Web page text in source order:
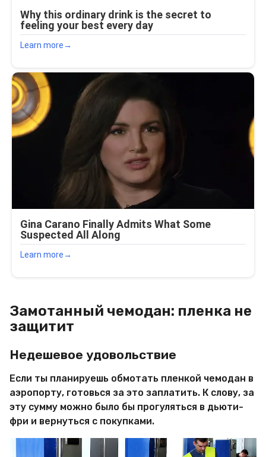
Замотанный чемодан: пленка не
защитит
Недешевое удовольствие
Если ты планируешь обмотать пленкой чемодан в
аэропорту, готовься за это заплатить. К слову, за
эту сумму можно было бы прогуляться в дьюти-
фри и вернуться с покупками.